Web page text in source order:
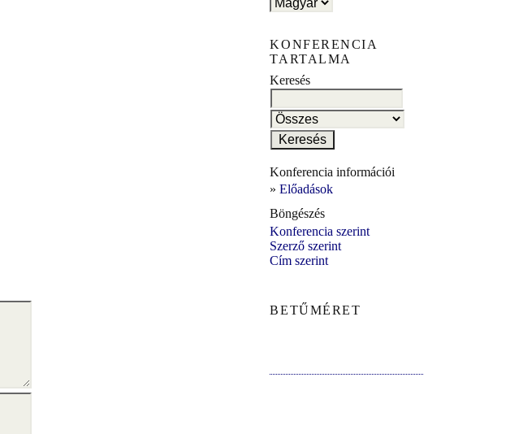
KONFERENCIA
TARTALMA
Keresés
Konferencia információi
»Előadások
Böngészés
Konferencia szerint
Szerző szerint
Cím szerint
BETŰMÉRET